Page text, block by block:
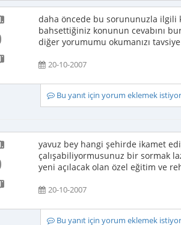
daha öncede bu sorununuzla ilgili
bahsettiğiniz konunun cevabını
diğer yorumumu okumanızı
20-10-2007
Bu yanıt için yorum eklemek
yavuz bey hangi şehirde ikamet
çalışabiliyormusunuz bir sormak
yeni açılacak olan özel eğitim ve
20-10-2007
Bu yanıt için yorum eklemek